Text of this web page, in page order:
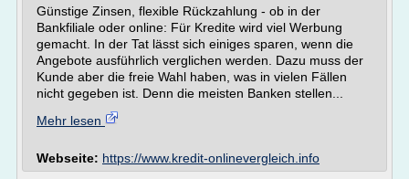
Günstige Zinsen, flexible Rückzahlung - ob in der
Bankfiliale oder online: Für Kredite wird viel Werbung
gemacht. In der Tat lässt sich einiges sparen, wenn die
Angebote ausführlich verglichen werden. Dazu muss der
Kunde aber die freie Wahl haben, was in vielen Fällen
nicht gegeben ist. Denn die meisten Banken stellen...
Mehr lesen
Webseite: https://www.kredit-onlinevergleich.info